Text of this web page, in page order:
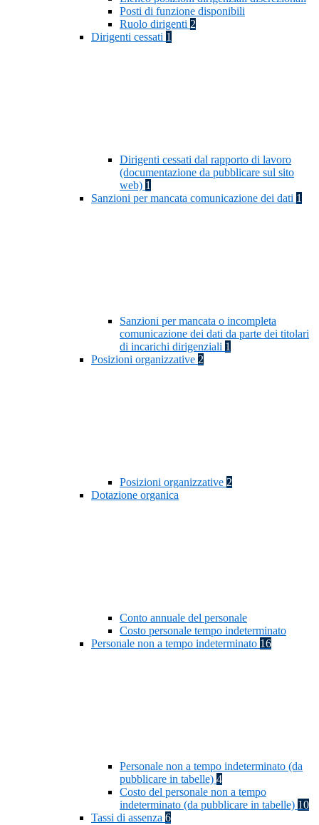
Posti di funzione disponibili
Ruolo dirigenti 2
Dirigenti cessati 1
Dirigenti cessati dal rapporto di lavoro
(documentazione da pubblicare sul sito
web) 1
Sanzioni per mancata comunicazione dei dati 1
Sanzioni per mancata o incompleta
comunicazione dei dati da parte dei titolari
di incarichi dirigenziali 1
Posizioni organizzative 2
Posizioni organizzative 2
Dotazione organica
Conto annuale del personale
Costo personale tempo indeterminato
Personale non a tempo indeterminato 16
Personale non a tempo indeterminato (da
pubblicare in tabelle) 4
Costo del personale non a tempo
indeterminato (da pubblicare in tabelle) 10
Tassi di assenza 6